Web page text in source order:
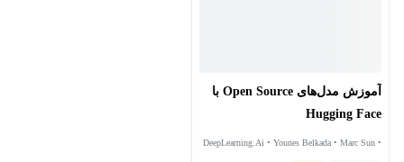
آموزش مدل‌های Open Source با
Hugging Face
DeepLearning.Ai • Younes Belkada • Marc Sun •